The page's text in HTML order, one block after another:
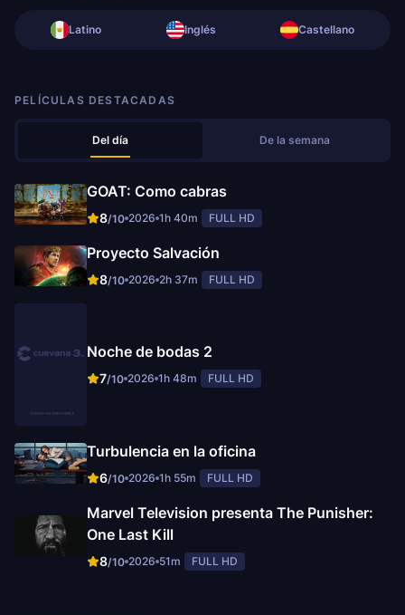
Latino Inglés Castellano
PELÍCULAS DESTACADAS
Del día De la semana
GOAT: Como cabras
8/10 2026 1h 40m FULL HD
Proyecto Salvación
8/10 2026 2h 37m FULL HD
Noche de bodas 2
7/10 2026 1h 48m FULL HD
Turbulencia en la oficina
6/10 2026 1h 55m FULL HD
Marvel Television presenta The Punisher:
One Last Kill
8/10 2026 51m FULL HD